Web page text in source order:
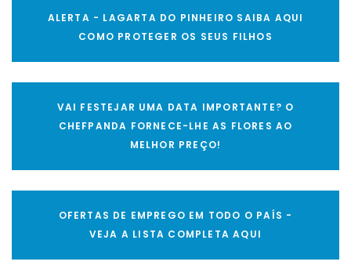
ALERTA - LAGARTA DO PINHEIRO SAIBA AQUI
COMO PROTEGER OS SEUS FILHOS
VAI FESTEJAR UMA DATA IMPORTANTE? O
CHEFPANDA FORNECE-LHE AS FLORES AO
MELHOR PREÇO!
OFERTAS DE EMPREGO EM TODO O PAÍS -
VEJA A LISTA COMPLETA AQUI